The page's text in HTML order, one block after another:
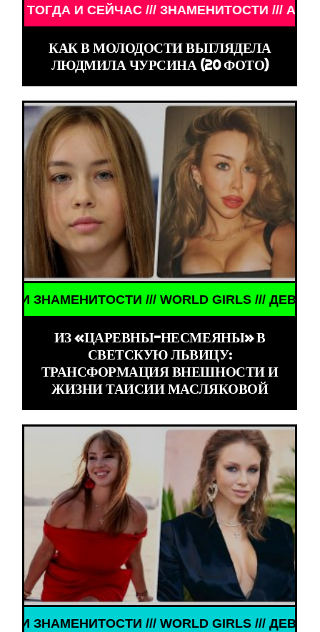
/// ЗНАМЕНИТОСТИ /// АКТЁРЫ ТОГДА
КАК В МОЛОДОСТИ ВЫГЛЯДЕЛА
ЛЮДМИЛА ЧУРСИНА (20 ФОТО)
/// WORLD GIRLS /// ДЕВУШКИ
ИЗ «ЦАРЕВНЫ-НЕСМЕЯНЫ» В
СВЕТСКУЮ ЛЬВИЦУ:
ТРАНСФОРМАЦИЯ ВНЕШНОСТИ И
ЖИЗНИ ТАИСИИ МАСЛЯКОВОЙ
/// WORLD GIRLS /// ДЕВУШКИ